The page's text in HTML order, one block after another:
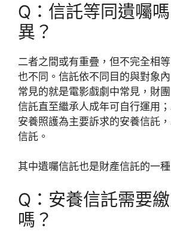
Q：信託等同遺囑
異？
二者之間或有重疊，但不完全相
也不同。信託依不同目的與對象
常見的就是電影戲劇中常見，財
信託直至繼承人成年可自行運用
安養照護為主要訴求的安養信託
信託。
其中遺囑信託也是財產信託的一種
Q：安養信託需要
嗎？